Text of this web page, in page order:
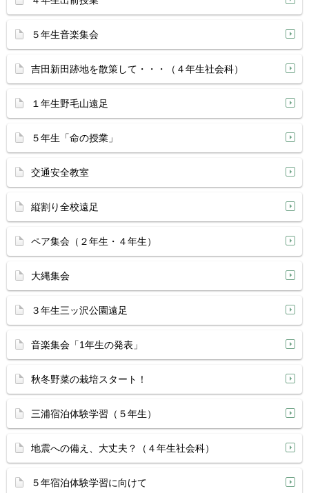
５年生音楽集会
吉田新田跡地を散策して・・・（４年生社会科）
１年生野毛山遠足
５年生「命の授業」
交通安全教室
縦割り全校遠足
ペア集会（２年生・４年生）
大縄集会
３年生三ッ沢公園遠足
音楽集会「1年生の発表」
秋冬野菜の栽培スタート！
三浦宿泊体験学習（５年生）
地震への備え、大丈夫？（４年生社会科）
５年宿泊体験学習に向けて